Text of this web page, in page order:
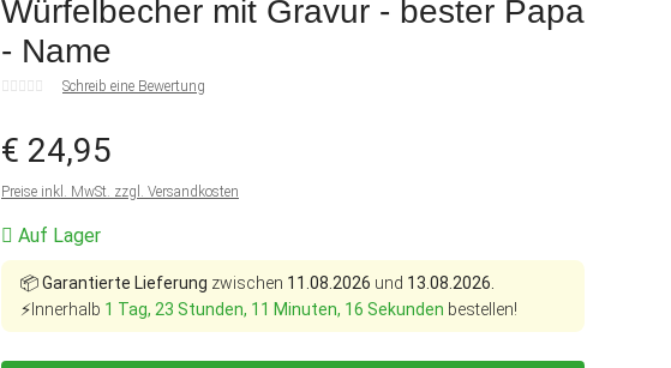
Würfelbecher mit Gravur - bester Papa
- Name
Schreib eine Bewertung
€ 24,95
Preise inkl. MwSt. zzgl. Versandkosten
Auf Lager
📦Garantierte Lieferung zwischen 11.08.2026 und 13.08.2026.
⚡Innerhalb 1 Tag, 23 Stunden, 11 Minuten, 15 Sekunden bestellen!